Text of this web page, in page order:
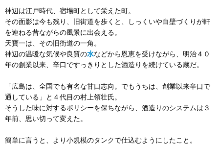
神辺は江戸時代、宿場町として栄えた町。
その面影は今も残り、旧街道を歩くと、しっくいや白壁づくりが軒
を連ねる昔ながらの風景に出会える。
天寶一は、その旧街道の一角。
神辺の温暖な気候や良質の水などから恩恵を受けながら、明治４０
年の創業以来、辛口ですっきりとした酒造りを続けている蔵だ。
「広島は、全国でも有名な甘口志向。でもうちは、創業以来辛口で
通している」と４代目の村上領壮氏。
そうした味に対するポリシーを保ちながら、酒造りのシステムは３
年前、思い切って変えた。
簡単に言うと、より小規模のタンクで仕込むようにしたこと。